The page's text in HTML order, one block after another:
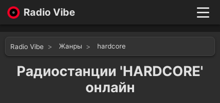
Radio Vibe
New
Genres
Likes
Top 100
Radio Vibe Жанры hardcore
Радиостанции 'HARDCORE'
онлайн